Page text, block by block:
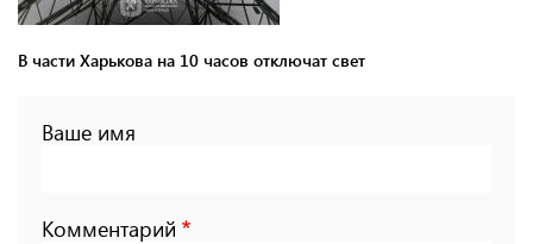
В части Харькова на 10 часов отключат свет
Ваше имя
Комментарий